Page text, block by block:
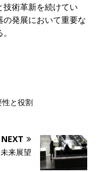
技術革新を続けてい
発展において重要な
性と役割
NEXT
来展望